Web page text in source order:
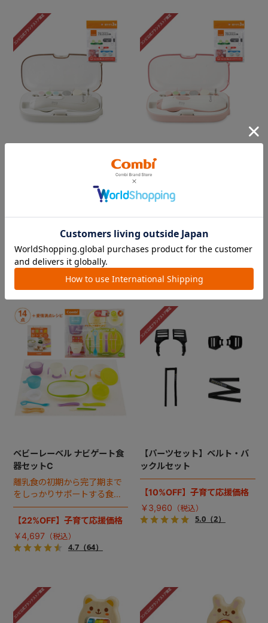
【コンビ公式ブランドストア
限定】赤ちゃんとママの ネイ
ルケア N アソートセット
電動つめやすりに専用アタッ
【10%OFF】子育て応援価格
￥4,730
【コンビ公式ブランドストア
限定】赤ちゃんとママの ネイ
電動つめやすりに専用アタッ
【10%OFF】子育て応援価格
￥4,730
ベビーレーベル ナビゲート食
器セットC
離乳食の初期から完了期まで
をしっかりサポートする食器
セットとコンパクトな調理セ
ット。離乳食レシピ集付き。
【22%OFF】子育て応援価格
￥4,697
4.7（64）
【パーツセット】ベルト・バ
ックルセット
【10%OFF】子育て応援価格
￥3,960
5.0（2）